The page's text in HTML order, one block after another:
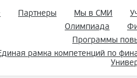
Партнеры Мы в СМИ
Олимпиада
Программы
рамка компетенций по